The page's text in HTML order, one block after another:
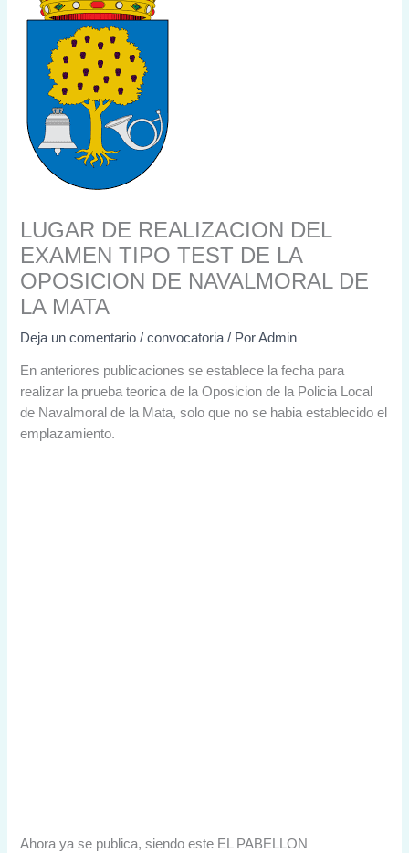
LUGAR DE REALIZACION DEL
EXAMEN TIPO TEST DE LA
OPOSICION DE NAVALMORAL DE
LA MATA
Deja un comentario /convocatoria / PorAdmin
En anteriores publicaciones se establece la fecha para
realizar la prueba teorica de la Oposicion de la Policia Local
de Navalmoral de la Mata, solo que no se habia establecido el
emplazamiento.
Ahora ya se publica, siendo este EL PABELLON